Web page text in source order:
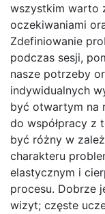
wszystkim warto
oczekiwaniami
Zdefiniowanie
podczas sesji,
nasze potrzeby
indywidualnych
być otwartym na
do współpracy z
być różny w
charakteru
elastycznym i
procesu. Dobrze
wizyt; częste